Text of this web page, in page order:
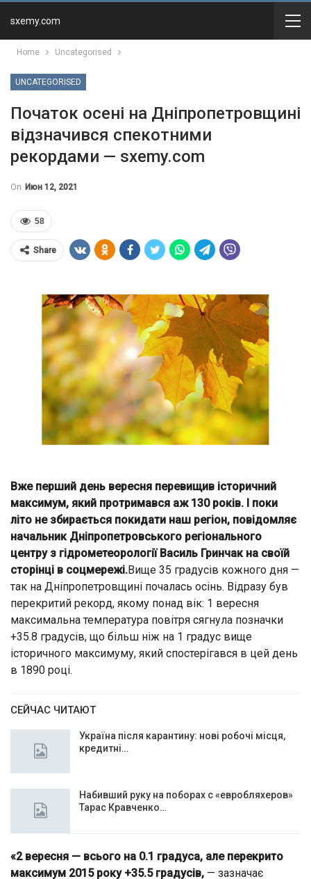
sxemy.com
Home Uncategorised
UNCATEGORISED
Початок осені на Дніпропетровщині
відзначився спекотними
рекордами — sxemy.com
On Июн 12, 2021
58
Share
Вже перший день вересня перевищив історичний
максимум, який протримався аж 130 років. І поки
літо не збирається покидати наш регіон, повідомляє
начальник Дніпропетровського регіонального
центру з гідрометеорології Василь Гринчак на своїй
сторінці в соцмережі.Вище 35 градусів кожного дня —
так на Дніпропетровщині почалась осінь. Відразу був
перекритий рекорд, якому понад вік: 1 вересня
максимальна температура повітря сягнула позначки
+35.8 градусів, що більш ніж на 1 градус вище
історичного максимуму, який спостерігався в цей день
в 1890 році.
СЕЙЧАС ЧИТАЮТ
Україна після карантину: нові робочі місця,
кредитні…
Набивший руку на поборах с «евробляхеров»
Тарас Кравченко…
«2 вересня — всього на 0.1 градуса, але перекрито
максимум 2015 року +35.5 градусів, — зазначає